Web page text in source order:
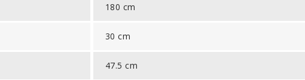
180 cm
30 cm
47.5 cm